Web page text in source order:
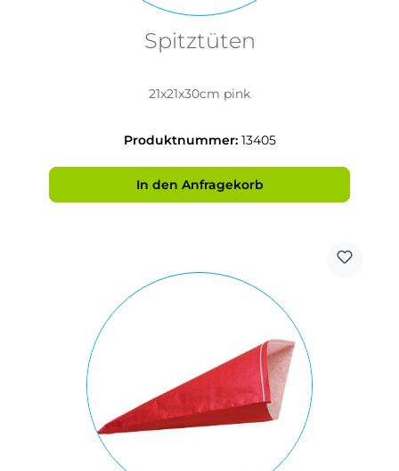
Spitztüten
21x21x30cm pink
Produktnummer: 13405
In den Anfragekorb